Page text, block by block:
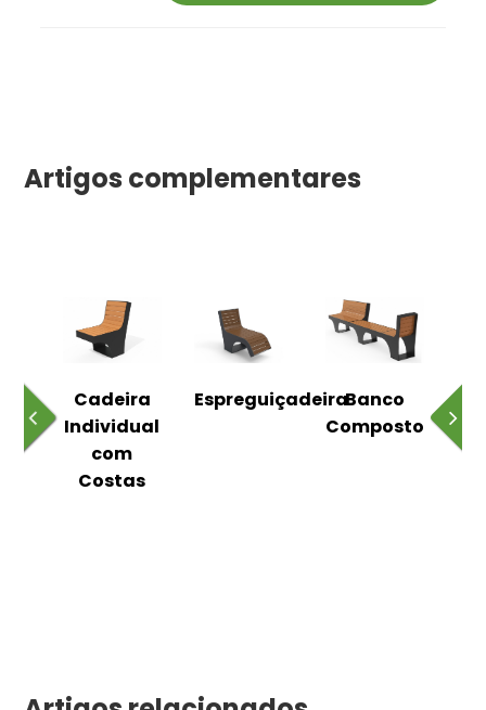
Artigos complementares
Cadeira
Individual
com
Costas
EspreguiçadeiraBanco
Composto